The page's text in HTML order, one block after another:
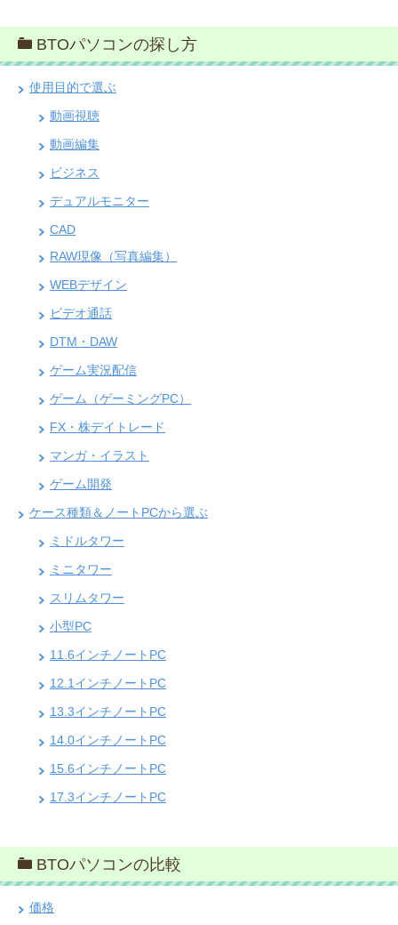
BTOパソコンの探し方
使用目的で選ぶ
動画視聴
動画編集
ビジネス
デュアルモニター
CAD
RAW現像（写真編集）
WEBデザイン
ビデオ通話
DTM・DAW
ゲーム実況配信
ゲーム（ゲーミングPC）
FX・株デイトレード
マンガ・イラスト
ゲーム開発
ケース種類＆ノートPCから選ぶ
ミドルタワー
ミニタワー
スリムタワー
小型PC
11.6インチノートPC
12.1インチノートPC
13.3インチノートPC
14.0インチノートPC
15.6インチノートPC
17.3インチノートPC
BTOパソコンの比較
価格